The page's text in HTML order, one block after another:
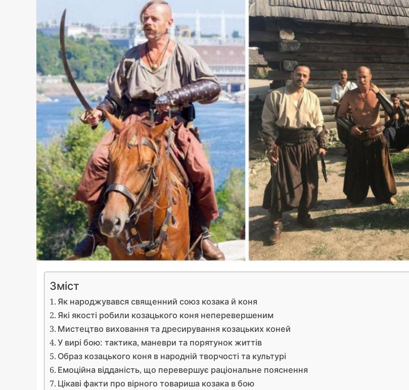
Зміст
Як народжувався священний союз козака й коня
Які якості робили козацького коня неперевершеним
Мистецтво виховання та дресирування козацьких коней
У вирі бою: тактика, маневри та порятунок життів
Образ козацького коня в народній творчості та культурі
Емоційна відданість, що перевершує раціональне пояснення
Цікаві факти про вірного товариша козака в бою